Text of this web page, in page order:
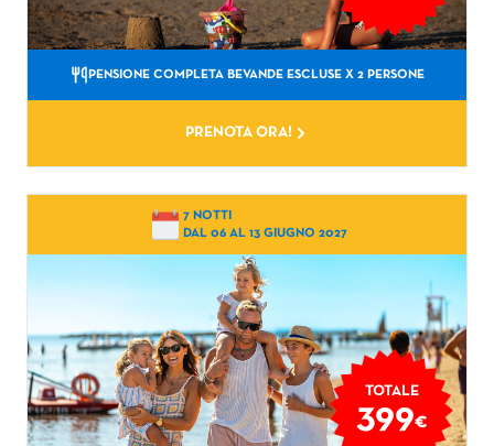
PENSIONE COMPLETA BEVANDE ESCLUSE X 2 PERSONE
PRENOTA ORA!
7 NOTTI
DAL 06 AL 13 GIUGNO 2027
TOTALE
399€